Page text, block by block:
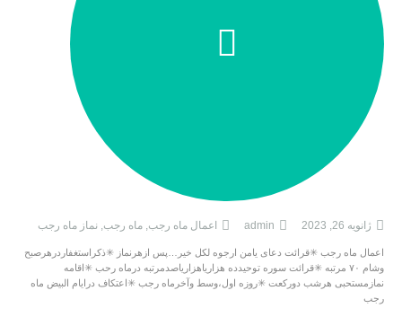
ژانویه 26, 2023 admin اعمال ماه رجب, ماه رجب, نماز ماه رجب
اعمال ماه رجب ✳قرائت دعای یامن ارجوه لکل خیر…پس ازهرنماز ✳ذکراستغفاردرهرصبح
وشام ۷۰ مرتبه ✳قرائت سوره توحیدده هزاریاهزاریاصدمرتبه درماه رحب ✳اقامه
نمازمستحبی هرشب دورکعت ✳روزه اول،وسط وآخرماه رجب ✳اعتکاف درایام البیض ماه
رجب